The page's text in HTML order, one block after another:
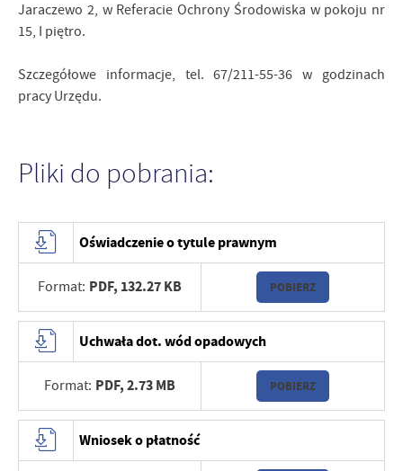
Jaraczewo 2, w Referacie Ochrony Środowiska w pokoju nr
15, I piętro.
Szczegółowe informacje, tel. 67/211-55-36 w godzinach
pracy Urzędu.
Pliki do pobrania:
Oświadczenie o tytule prawnym
Format: PDF, 132.27 KB POBIERZ
Uchwała dot. wód opadowych
Format: PDF,2.73 MB POBIERZ
Wniosek o płatność